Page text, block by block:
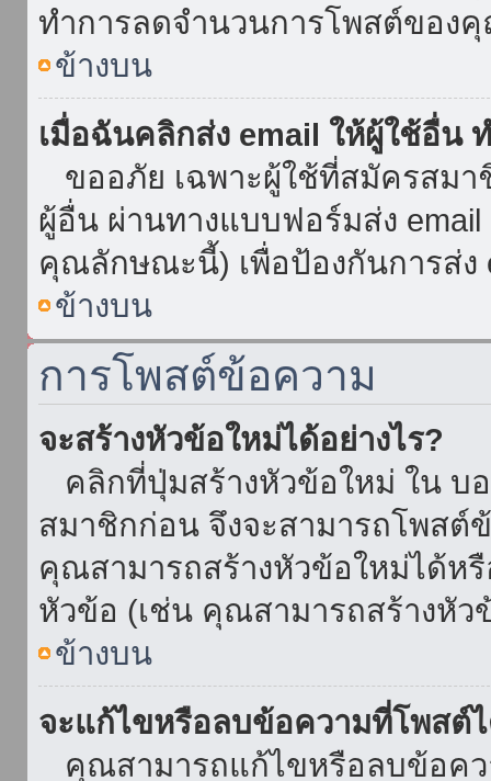
ทำการลดจำนวนการโพสต์ของ
ข้างบน
เมื่อฉันคลิกส่ง email ให้ผู้ใช้อื่น
ขออภัย เฉพาะผู้ใช้ที่สมัครสมา
ผู้อื่น ผ่านทางแบบฟอร์มส่ง
คุณลักษณะนี้) เพื่อป้องกันการส่ง
ข้างบน
การโพสต์ข้อความ
จะสร้างหัวข้อใหม่ได้อย่างไร?
คลิกที่ปุ่มสร้างหัวข้อใหม่ ใน บ
สมาชิกก่อน จึงจะสามารถโพส
คุณสามารถสร้างหัวข้อใหม่ได้ห
หัวข้อ (เช่น คุณสามารถสร้างหั
ข้างบน
จะแก้ไขหรือลบข้อความที่โพสต์ไ
คุณสามารถแก้ไขหรือลบข้อคว